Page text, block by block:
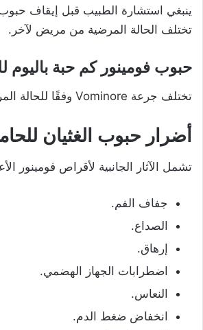
ينبغي استشارة الطبيب قبل إيقاف حبوب
تختلف الحالة المرضية من مريض لآخر.
حبوب فومينور كم حبة باليوم
تختلف جرعة Vominore وفقًا للحالة المرضية.
أضرار حبوب الغثيان
تشمل الآثار الجانبية لأقراص فومينور
جفاف الفم.
الصداع.
إرهاق.
اضطرابات الجهاز الهضمي.
النعاس.
انخفاض ضغط الدم.